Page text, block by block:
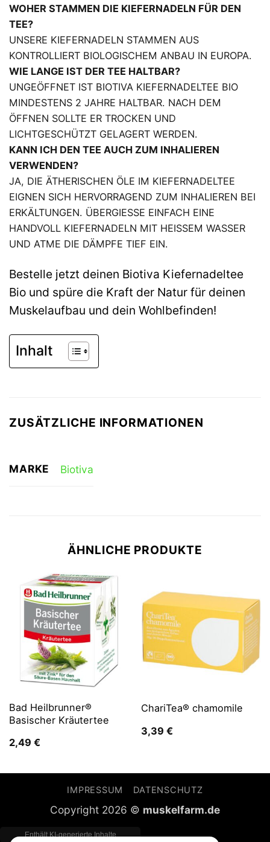
WOHER STAMMEN DIE KIEFERNADELN FÜR DEN
TEE?
UNSERE KIEFERNADELN STAMMEN AUS
KONTROLLIERT BIOLOGISCHEM ANBAU IN EUROPA.
WIE LANGE IST DER TEE HALTBAR?
UNGEÖFFNET IST BIOTIVA KIEFERNADELTEE BIO
MINDESTENS 2 JAHRE HALTBAR. NACH DEM
ÖFFNEN SOLLTE ER TROCKEN UND
LICHTGESCHÜTZT GELAGERT WERDEN.
KANN ICH DEN TEE AUCH ZUM INHALIEREN
VERWENDEN?
JA, DIE ÄTHERISCHEN ÖLE IM KIEFERNADELTEE
EIGNEN SICH HERVORRAGEND ZUM INHALIEREN BEI
ERKÄLTUNGEN. ÜBERGIESSE EINFACH EINE H
ANDVOLL KIEFERNADELN MIT HEISSEM WASSER UN
D ATME DIE DÄMPFE TIEF EIN.
Bestelle jetzt deinen Biotiva Kiefernadeltee
Bio und spüre die Kraft der Natur für deinen
Muskelaufbau und dein Wohlbefinden!
Inhalt
ZUSÄTZLICHE INFORMATIONEN
MARKE Biotiva
ÄHNLICHE PRODUKTE
Bad Heilbrunner®
Basischer Kräutertee
2,49 €
ChariTea® chamomile
3,39 €
IMPRESSUM DATENSCHUTZ
Copyright 2026 © muskelfarm.de